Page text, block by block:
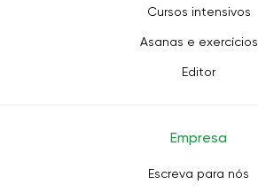
Cursos intensivos
Asanas e exercícios
Editor
Empresa
Escreva para nós